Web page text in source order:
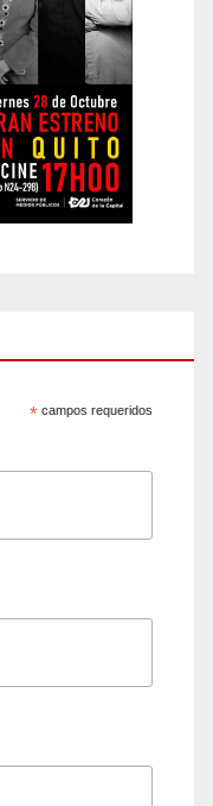
* campos requeridos